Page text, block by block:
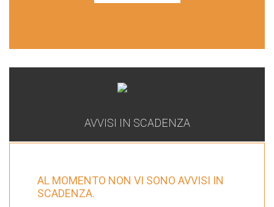
AVVISI IN SCADENZA
AL MOMENTO NON VI SONO AVVISI IN
SCADENZA.